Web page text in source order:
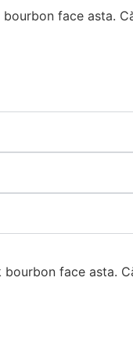
face asta.
face asta.